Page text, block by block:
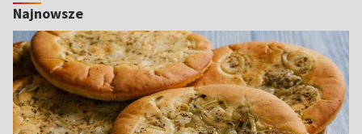
Najnowsze